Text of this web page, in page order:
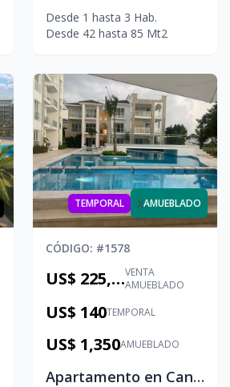
Desde 1 hasta 3 Hab.
Desde 42 hasta 85 Mt2
TEMPORAL xAMUEBLADO
CÓDIGO: #1578
VENTA
AMUEBLADO
US$ 225,000
TEMPORAL
US$ 140
AMUEBLADO
US$ 1,350
Apartamento en Cana Pearl – Cana Bay, Punta Cana